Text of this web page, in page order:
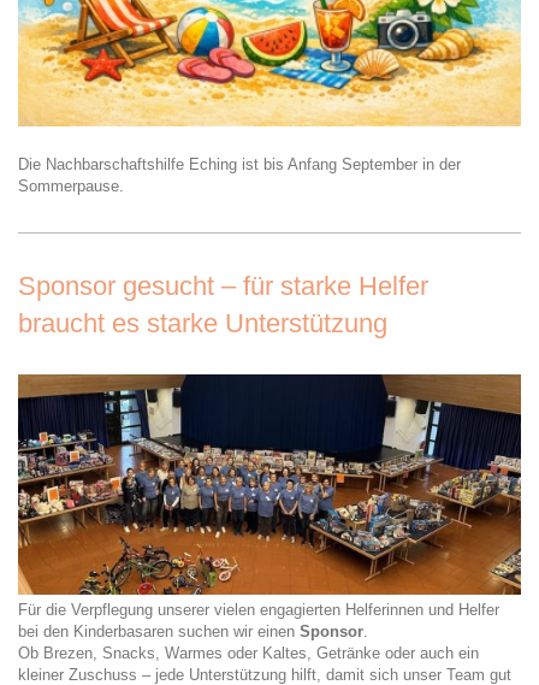
Die Nachbarschaftshilfe Eching ist bis Anfang September in der
Sommerpause.
Sponsor gesucht – für starke Helfer
braucht es starke Unterstützung
Für die Verpflegung unserer vielen engagierten Helferinnen und Helfer
bei den Kinderbasaren suchen wir einen Sponsor
Ob Brezen, Snacks, Warmes oder Kaltes, Getränke oder auch ein
kleiner Zuschuss – jede Unterstützung hilft, damit sich unser Team gut